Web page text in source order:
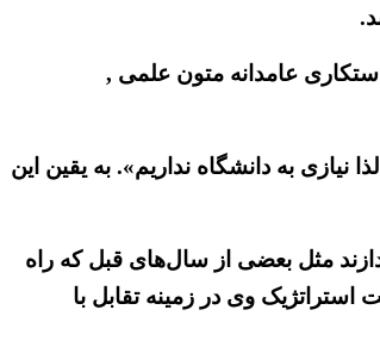
عامدانه متون علمی ,
نیازی به دانشگاه نداریم». به یقین این
مثل بعضی از سال‌های قبل که راه
وی در زمینه تقابل با